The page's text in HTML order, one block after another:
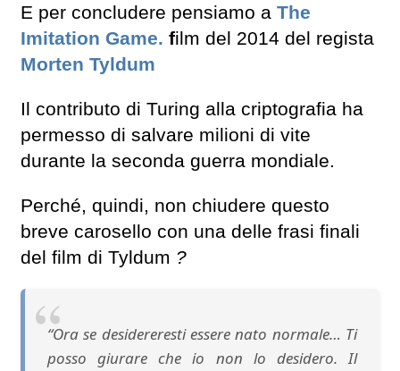
E per concludere pensiamo a The
Imitation Game. film del 2014 del regista
Morten Tyldum
Il contributo di Turing alla criptografia ha
permesso di salvare milioni di vite
durante la seconda guerra mondiale.
Perché, quindi, non chiudere questo
breve carosello con una delle frasi finali
del film di Tyldum ?
“Ora se desidereresti essere nato normale… Ti
posso giurare che io non lo desidero. Il